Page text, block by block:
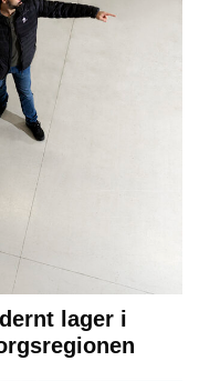
lager i